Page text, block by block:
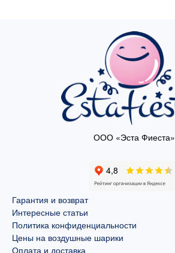
ООО «Эста Фиеста»
Гарантия и возврат
Интересные статьи
Политика конфиденциальности
Цены на воздушные шарики
Оплата и доставка